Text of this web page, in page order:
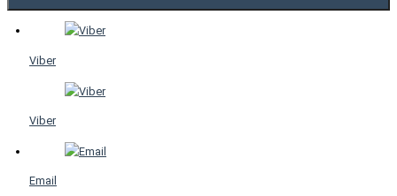
Viber
Viber
Email